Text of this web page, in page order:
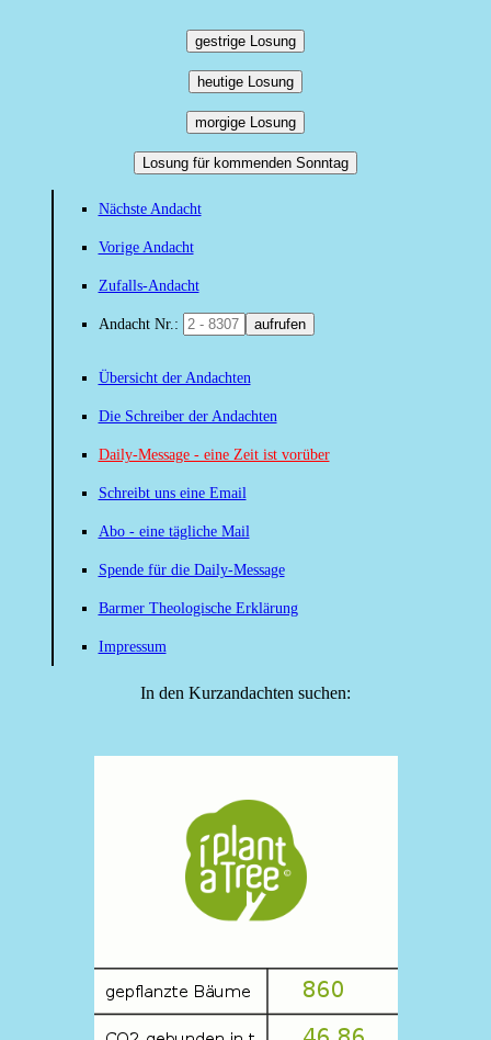
gestrige Losung
heutige Losung
morgige Losung
Losung für kommenden Sonntag
Nächste Andacht
Vorige Andacht
Zufalls-Andacht
Andacht Nr.: aufrufen
Übersicht der Andachten
Die Schreiber der Andachten
Daily-Message - eine Zeit ist vorüber
Schreibt uns eine Email
Abo - eine tägliche Mail
Spende für die Daily-Message
Barmer Theologische Erklärung
Impressum
In den Kurzandachten suchen: